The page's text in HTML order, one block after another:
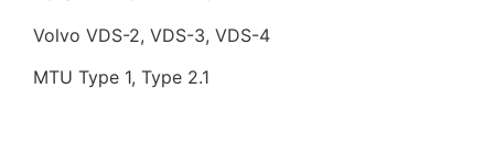
Volvo VDS-2, VDS-3, VDS-4
MTU Type 1, Type 2.1